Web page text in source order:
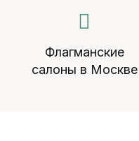
Флагманские
салоны в Москве